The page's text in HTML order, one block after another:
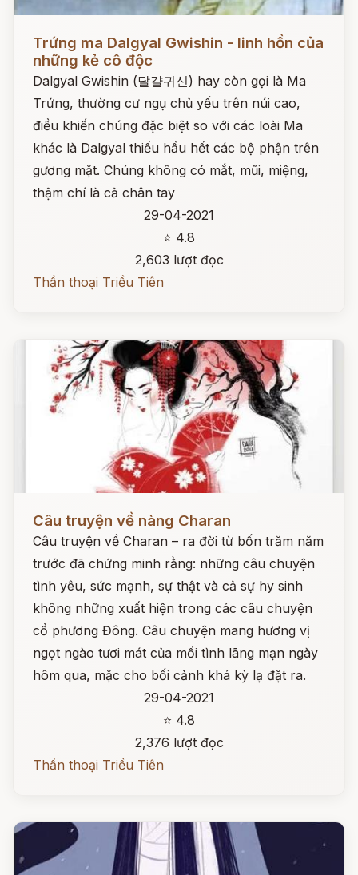
Trứng ma Dalgyal Gwishin - linh hồn của
những kẻ cô độc
Dalgyal Gwishin (달걀귀신) hay còn gọi là Ma
Trứng, thường cư ngụ chủ yếu trên núi cao,
điều khiến chúng đặc biệt so với các loài Ma
khác là Dalgyal thiếu hầu hết các bộ phận trên
gương mặt. Chúng không có mắt, mũi, miệng,
thậm chí là cả chân tay
29-04-2021
⭐ 4.8
2,603 lượt đọc
Thần thoại Triều Tiên
Câu truyện về nàng Charan
Câu truyện về Charan – ra đời từ bốn trăm năm
trước đã chứng minh rằng: những câu chuyện
tình yêu, sức mạnh, sự thật và cả sự hy sinh
không những xuất hiện trong các câu chuyện
cổ phương Đông. Câu chuyện mang hương vị
ngọt ngào tươi mát của mối tình lãng mạn ngày
hôm qua, mặc cho bối cảnh khá kỳ lạ đặt ra.
29-04-2021
⭐ 4.8
2,376 lượt đọc
Thần thoại Triều Tiên